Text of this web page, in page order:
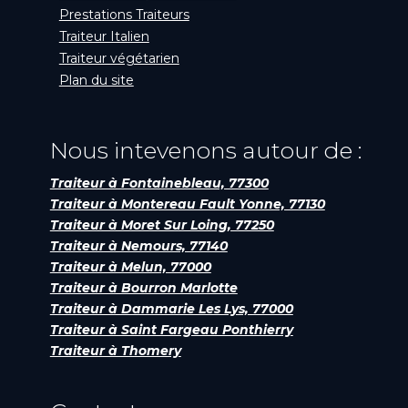
Prestations Traiteurs
Traiteur Italien
Traiteur végétarien
Plan du site
Nous intevenons autour de :
Traiteur à Fontainebleau, 77300
Traiteur à Montereau Fault Yonne, 77130
Traiteur à Moret Sur Loing, 77250
Traiteur à Nemours, 77140
Traiteur à Melun, 77000
Traiteur à Bourron Marlotte
Traiteur à Dammarie Les Lys, 77000
Traiteur à Saint Fargeau Ponthierry
Traiteur à Thomery